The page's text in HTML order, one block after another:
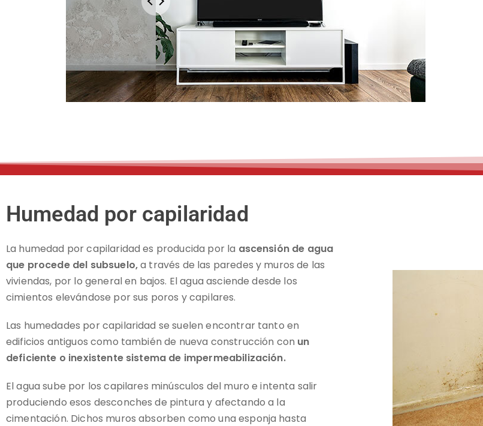
Humedad por capilaridad
La humedad por capilaridad es producida por la ascensión de agua
que procede del subsuelo,a través de las paredes y muros de las
viviendas, por lo general en bajos. El agua asciende desde los
cimientos elevándose por sus poros y capilares.
Las humedades por capilaridad se suelen encontrar tanto en
edificios antiguos como también de nueva construcción con un
deficiente o inexistente sistema de impermeabilización.
El agua sube por los capilares minúsculos del muro e intenta salir
produciendo esos desconches de pintura y afectando a la
cimentación. Dichos muros absorben como una esponja hasta